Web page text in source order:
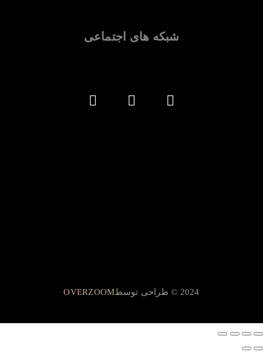
شبکه های اجتماعی
2024 © طراحی توسط OVERZOOM